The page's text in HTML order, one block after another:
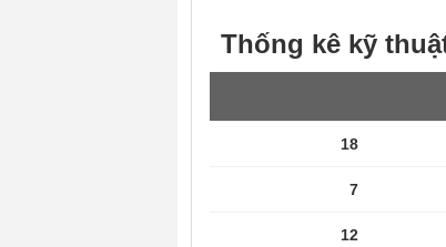
Thống kê kỹ
18
7
12